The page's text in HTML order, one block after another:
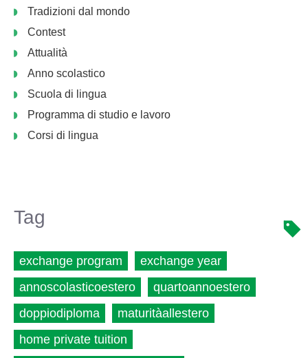
Tradizioni dal mondo
Contest
Attualità
Anno scolastico
Scuola di lingua
Programma di studio e lavoro
Corsi di lingua
Tag
exchange program
exchange year
annoscolasticoestero
quartoannoestero
doppiodiploma
maturitàallestero
home private tuition